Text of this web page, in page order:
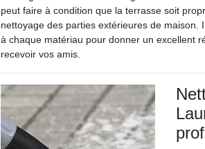
peut faire à condition que la terrasse soit
nettoyage des parties extérieures de
à chaque matériau pour donner un excellent
recevoir vos amis.